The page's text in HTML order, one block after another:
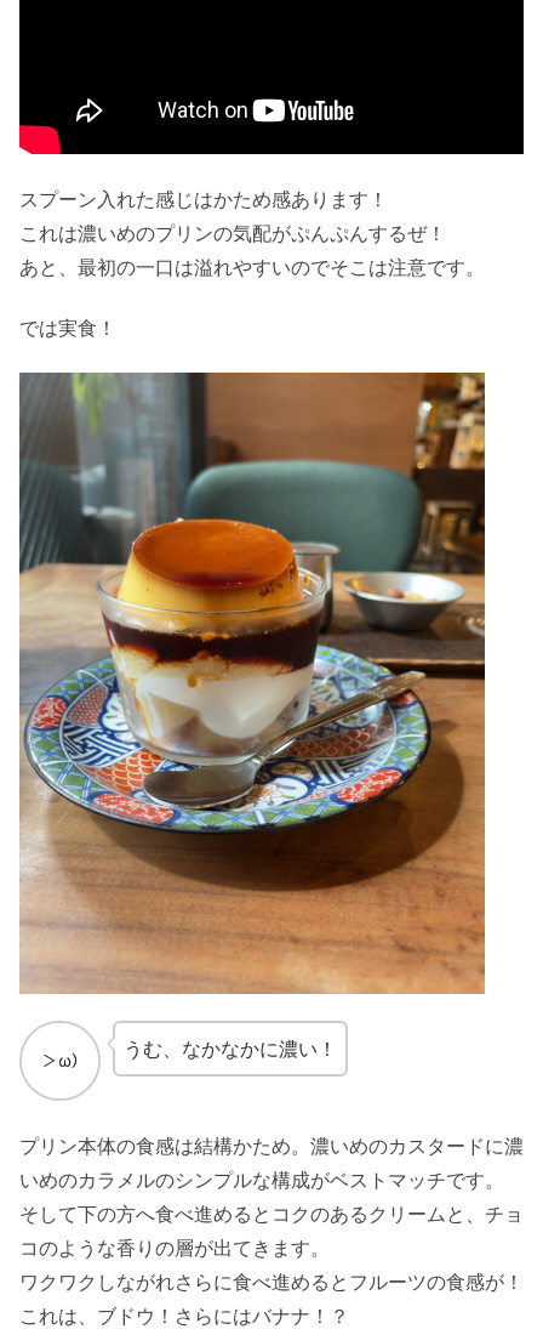
スプーン入れた感じはかため感あります！
これは濃いめのプリンの気配がぷんぷんするぜ！
あと、最初の一口は溢れやすいのでそこは注意です。
では実食！
うむ、なかなかに濃い！
プリン本体の食感は結構かため。濃いめのカスタードに濃
いめのカラメルのシンプルな構成がベストマッチです。
そして下の方へ食べ進めるとコクのあるクリームと、チョ
コのような香りの層が出てきます。
ワクワクしながれさらに食べ進めるとフルーツの食感が！
これは、ブドウ！さらにはバナナ！？